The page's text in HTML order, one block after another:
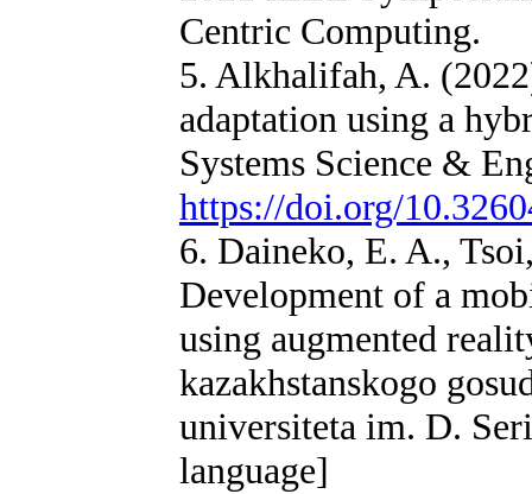
Centric Computing.
5. Alkhalifah, A.
adaptation using a
Systems Science &
https://doi.org/
6. Daineko, E. A.,
Development of a
using augmented
kazakhstanskogo
universiteta im. D.
language]